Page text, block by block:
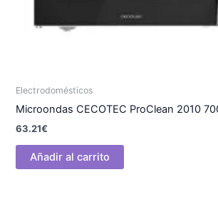
Electrodomésticos
Microondas CECOTEC ProClean 2010
63.21€
Añadir al carrito